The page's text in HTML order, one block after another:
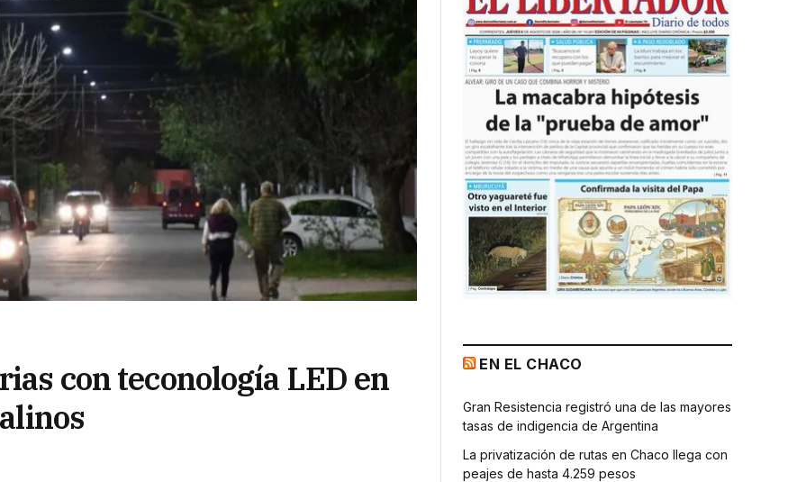
con teconología LED en
EN EL CHACO
Gran Resistencia registró una de las mayores
tasas de indigencia de Argentina
La privatización de rutas en Chaco llega con
peajes de hasta 4.259 pesos